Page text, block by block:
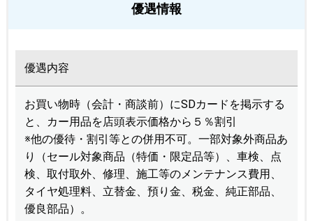
優遇情報
優遇内容
お買い物時（会計・商談前）にSDカードを掲示する
と、カー用品を店頭表示価格から５％割引
※他の優待・割引等との併用不可。一部対象外商品あ
り（セール対象商品（特価・限定品等）、車検、点
検、取付取外、修理、施工等のメンテナンス費用、
タイヤ処理料、立替金、預り金、税金、純正部品、
優良部品）。